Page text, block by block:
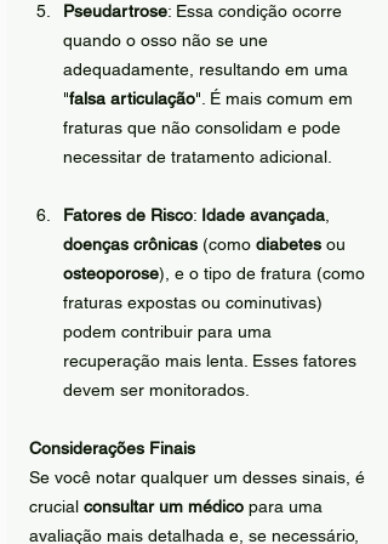
Pseudartrose: Essa condição ocorre
quando o osso não se une
adequadamente, resultando em uma
"falsa articulação". É mais comum em
fraturas que não consolidam e pode
necessitar de tratamento adicional.
Fatores de Risco: Idade avançada,
doenças crônicas (como diabetes ou
osteoporose), e o tipo de fratura (como
fraturas expostas ou cominutivas)
podem contribuir para uma
recuperação mais lenta. Esses fatores
devem ser monitorados.
Considerações Finais
Se você notar qualquer um desses sinais, é
crucial consultar um médico para uma
avaliação mais detalhada e, se necessário,